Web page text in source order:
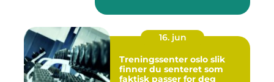
16. jun
Treningssenter oslo slik
finner du senteret som
faktisk passer for deg